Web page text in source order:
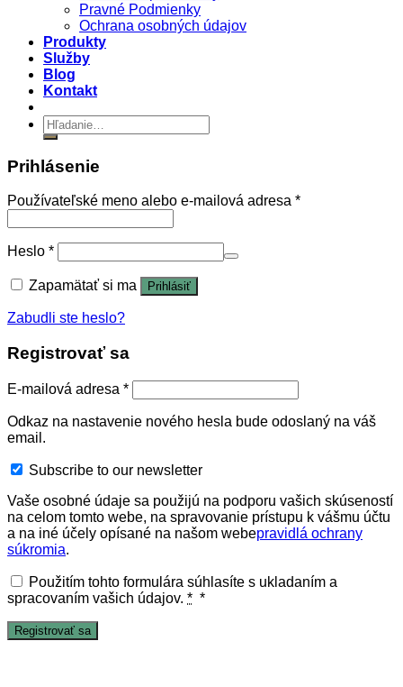
Pravné Podmienky
Ochrana osobných údajov
Produkty
Služby
Blog
Kontakt
Hľadať:
Prihlásenie
Používateľské meno alebo e-mailová adresa *
Heslo *
Zapamätať si ma Prihlásiť
Zabudli ste heslo?
Registrovať sa
E-mailová adresa *
Odkaz na nastavenie nového hesla bude odoslaný na váš
email.
Subscribe to our newsletter
Vaše osobné údaje sa použijú na podporu vašich skúseností
na celom tomto webe, na spravovanie prístupu k vášmu účtu
a na iné účely opísané na našom webepravidlá ochrany
súkromia.
Použitím tohto formulára súhlasíte s ukladaním a
spracovaním vašich údajov. * *
Registrovať sa